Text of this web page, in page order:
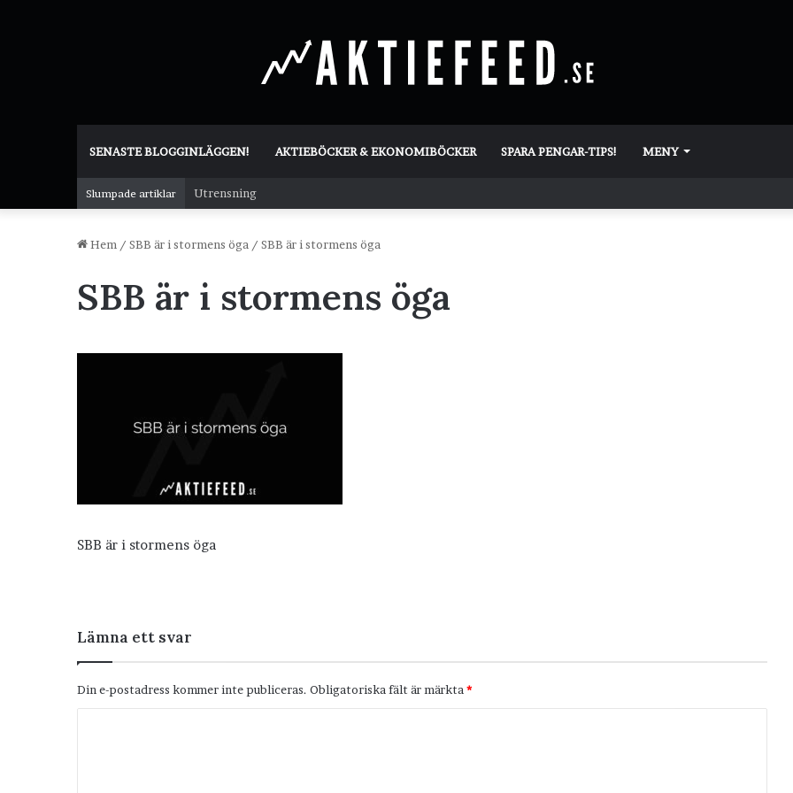
SENASTE BLOGGINLÄGGEN! AKTIEBÖCKER & EKONOMIBÖCKER SPARA PENGAR-TIPS! MENY
Slumpade artiklar Utrensning
Hem / SBB är i stormens öga / SBB är i stormens öga
SBB är i stormens öga
SBB är i stormens öga
Lämna ett svar
Din e-postadress kommer inte publiceras. Obligatoriska fält är märkta *